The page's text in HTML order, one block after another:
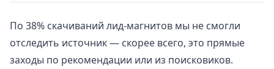
По 38% скачиваний лид-магнитов мы не смогли
отследить источник — скорее всего, это прямые
заходы по рекомендации или из поисковиков.